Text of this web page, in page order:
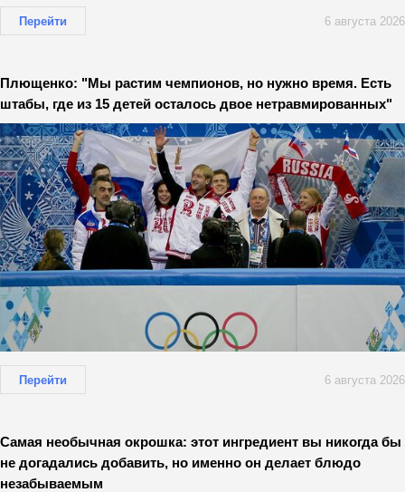
Перейти 6 августа 2026
Плющенко: "Мы растим чемпионов, но нужно время. Есть
штабы, где из 15 детей осталось двое нетравмированных"
Перейти 6 августа 2026
Самая необычная окрошка: этот ингредиент вы никогда бы
не догадались добавить, но именно он делает блюдо
незабываемым